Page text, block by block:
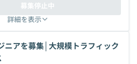
詳細を表示
募集停止中
ニアを募集│大規模トラフィック